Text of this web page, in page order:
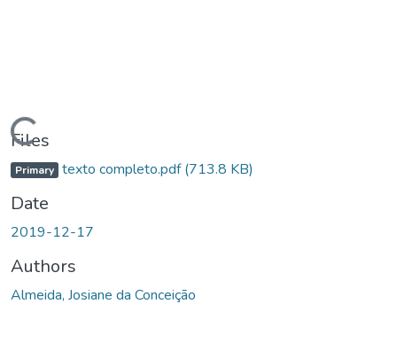
Files
Primary texto completo.pdf(713.8 KB)
Date
2019-12-17
Authors
Almeida, Josiane da Conceição